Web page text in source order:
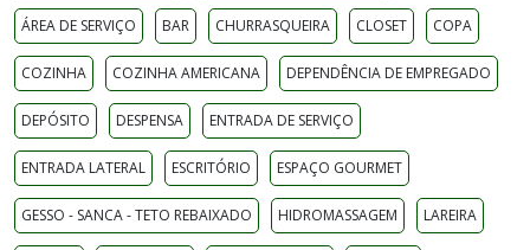
ÁREA DE SERVIÇO BAR CHURRASQUEIRA CLOSET COPA
COZINHA COZINHA AMERICANA DEPENDÊNCIA DE EMPREGADO
DEPÓSITO DESPENSA ENTRADA DE SERVIÇO
ENTRADA LATERAL ESCRITÓRIO ESPAÇO GOURMET
GESSO - SANCA - TETO REBAIXADO HIDROMASSAGEM LAREIRA